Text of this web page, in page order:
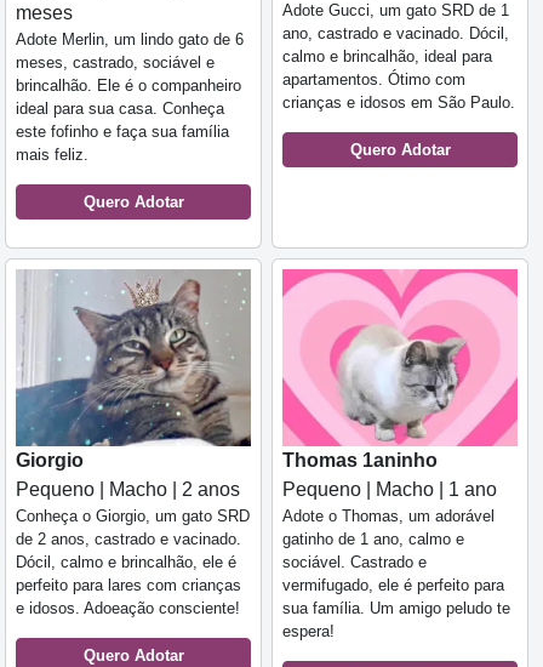
meses
Adote Merlin, um lindo gato de 6
meses, castrado, sociável e
brincalhão. Ele é o companheiro
ideal para sua casa. Conheça
este fofinho e faça sua família
mais feliz.
Quero Adotar
Adote Gucci, um gato SRD de 1
ano, castrado e vacinado. Dócil,
calmo e brincalhão, ideal para
apartamentos. Ótimo com
crianças e idosos em São Paulo.
Quero Adotar
Giorgio
Pequeno | Macho | 2 anos
Conheça o Giorgio, um gato SRD
de 2 anos, castrado e vacinado.
Dócil, calmo e brincalhão, ele é
perfeito para lares com crianças
e idosos. Adoeação consciente!
Quero Adotar
Thomas 1aninho
Pequeno | Macho | 1 ano
Adote o Thomas, um adorável
gatinho de 1 ano, calmo e
sociável. Castrado e
vermifugado, ele é perfeito para
sua família. Um amigo peludo te
espera!